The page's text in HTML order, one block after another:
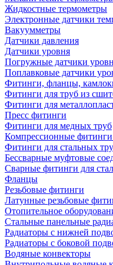
Жидкостные термометры
Электронные датчики
Вакуумметры
Датчики давления
Датчики уровня
Погружные датчики
Поплавковые датчики
Фитинги, фланцы,
Фитинги для труб из
Фитинги для
Пресс фитинги
Фитинги для медных труб
Компрессионные
Фитинги для стальных
Бессварные муфтовые
Сварные фитинги для
Фланцы
Резьбовые фитинги
Латунные резьбовые
Отопительное
Стальные панельные
Радиаторы с нижней
Радиаторы с боковой
Водяные конвекторы